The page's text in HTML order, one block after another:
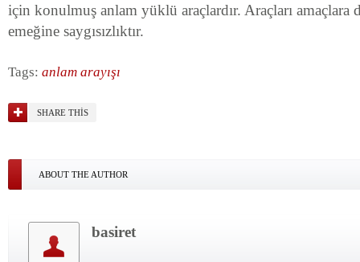
için konulmuş anlam yüklü araçlardır. Araçları amaçlara
emeğine saygısızlıktır.
Tags: anlam arayışı
SHARE THIS
ABOUT THE AUTHOR
basiret